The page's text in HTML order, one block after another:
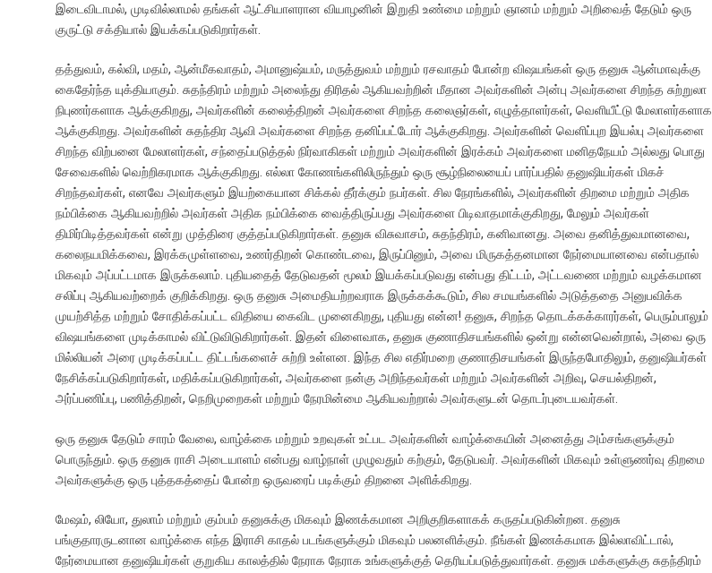
இடைவிடாமல், முடிவில்லாமல் தங்கள் ஆட்சியாளரான வியாழனின் இறுதி உண்மை மற்றும் ஞானம் மற்றும் அறிவைத் தேடும் ஒரு
குருட்டு சக்தியால் இயக்கப்படுகிறார்கள்.
தத்துவம், கல்வி, மதம், ஆன்மீகவாதம், அமானுஷ்யம், மருத்துவம் மற்றும் ரசவாதம் போன்ற விஷயங்கள் ஒரு தனுசு ஆன்மாவுக்கு
கைதேர்ந்த யுக்தியாகும். சுதந்திரம் மற்றும் அலைந்து திரிதல் ஆகியவற்றின் மீதான அவர்களின் அன்பு அவர்களை சிறந்த சுற்றுலா
நிபுணர்களாக ஆக்குகிறது, அவர்களின் கலைத்திறன் அவர்களை சிறந்த கலைஞர்கள், எழுத்தாளர்கள், வெளியீட்டு மேலாளர்களாக
ஆக்குகிறது. அவர்களின் சுதந்திர ஆவி அவர்களை சிறந்த தனிப்பட்டோர் ஆக்குகிறது. அவர்களின் வெளிப்புற இயல்பு அவர்களை
சிறந்த விற்பனை மேலாளர்கள், சந்தைப்படுத்தல் நிர்வாகிகள் மற்றும் அவர்களின் இரக்கம் அவர்களை மனிதநேயம் அல்லது பொது
சேவைகளில் வெற்றிகரமாக ஆக்குகிறது. எல்லா கோணங்களிலிருந்தும் ஒரு சூழ்நிலையைப் பார்ப்பதில் தனுஷியர்கள் மிகச்
சிறந்தவர்கள், எனவே அவர்களும் இயற்கையான சிக்கல் தீர்க்கும் நபர்கள். சில நேரங்களில், அவர்களின் திறமை மற்றும் அதிக
நம்பிக்கை ஆகியவற்றில் அவர்கள் அதிக நம்பிக்கை வைத்திருப்பது அவர்களை பிடிவாதமாக்குகிறது, மேலும் அவர்கள்
திமிர்பிடித்தவர்கள் என்று முத்திரை குத்தப்படுகிறார்கள். தனுசு விசுவாசம், சுதந்திரம், கனிவானது. அவை தனித்துவமானவை,
கலைநயமிக்கவை, இரக்கமுள்ளவை, உணர்திறன் கொண்டவை, இருப்பினும், அவை மிருகத்தனமான நேர்மையானவை என்பதால்
மிகவும் அப்பட்டமாக இருக்கலாம். புதியதைத் தேடுவதன் மூலம் இயக்கப்படுவது என்பது திட்டம், அட்டவணை மற்றும் வழக்கமான
சலிப்பு ஆகியவற்றைக் குறிக்கிறது. ஒரு தனுசு அமைதியற்றவராக இருக்கக்கூடும், சில சமயங்களில் அடுத்ததை அனுபவிக்க
முயற்சித்த மற்றும் சோதிக்கப்பட்ட விதியை கைவிட முனைகிறது, புதியது என்ன! தனுசு, சிறந்த தொடக்கக்காரர்கள், பெரும்பாலும்
விஷயங்களை முடிக்காமல் விட்டுவிடுகிறார்கள். இதன் விளைவாக, தனுசு குணாதிசயங்களில் ஒன்று என்னவென்றால், அவை ஒரு
மில்லியன் அரை முடிக்கப்பட்ட திட்டங்களைச் சுற்றி உள்ளன. இந்த சில எதிர்மறை குணாதிசயங்கள் இருந்தபோதிலும், தனுஷியர்கள்
நேசிக்கப்படுகிறார்கள், மதிக்கப்படுகிறார்கள், அவர்களை நன்கு அறிந்தவர்கள் மற்றும் அவர்களின் அறிவு, செயல்திறன்,
அர்ப்பணிப்பு, பணித்திறன், நெறிமுறைகள் மற்றும் நேரமின்மை ஆகியவற்றால் அவர்களுடன் தொடர்புடையவர்கள்.
ஒரு தனுசு தேடும் சாரம் வேலை, வாழ்க்கை மற்றும் உறவுகள் உட்பட அவர்களின் வாழ்க்கையின் அனைத்து அம்சங்களுக்கும்
பொருந்தும். ஒரு தனுசு ராசி அடையாளம் என்பது வாழ்நாள் முழுவதும் கற்கும், தேடுபவர். அவர்களின் மிகவும் உள்ளுணர்வு திறமை
அவர்களுக்கு ஒரு புத்தகத்தைப் போன்ற ஒருவரைப் படிக்கும் திறனை அளிக்கிறது.
மேஷம், லியோ, துலாம் மற்றும் கும்பம் தனுசுக்கு மிகவும் இணக்கமான அறிகுறிகளாகக் கருதப்படுகின்றன. தனுசு
பங்குதாரருடனான வாழ்க்கை எந்த இராசி காதல் படங்களுக்கும் மிகவும் பலனளிக்கும். நீங்கள் இணக்கமாக இல்லாவிட்டால்,
நேர்மையான தனுஷியர்கள் குறுகிய காலத்தில் நேராக நேராக உங்களுக்குத் தெரியப்படுத்துவார்கள். தனுசு மக்களுக்கு சுதந்திரம்